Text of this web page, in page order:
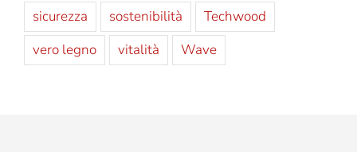
sicurezza
sostenibilità
Techwood
vero legno
vitalità Wave